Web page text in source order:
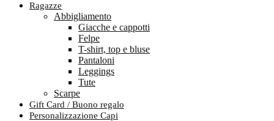
Ragazze
Abbigliamento
Giacche e cappotti
Felpe
T-shirt, top e bluse
Pantaloni
Leggings
Tute
Scarpe
Gift Card / Buono regalo
Personalizzazione Capi